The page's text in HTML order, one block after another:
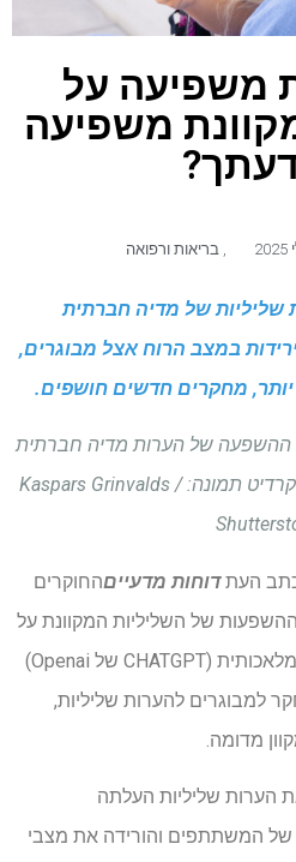
משפיעה על
משפיעה
בריאות ורפואה
שליליות של מדיה חברתית
במצב הרוח אצל מבוגרים,
מחקרים חדשים חושפים.
ההשפעה של הערות מדיה חברתית
שלילית על חרדה ומצב רוח. קרדיט תמונה: Kaspars Grinvalds /
העתדוחות מדעייםהחוקרים
ההשפעות של השליליות המקוונת על
מבוגרים. המחקר מינוף בינה מלאכותית (CHATGPT של Openai)
למבוגרים להערות שליליות,
מדומה.
הערות שליליות העלתה
המשתתפים והורידה את מצבי